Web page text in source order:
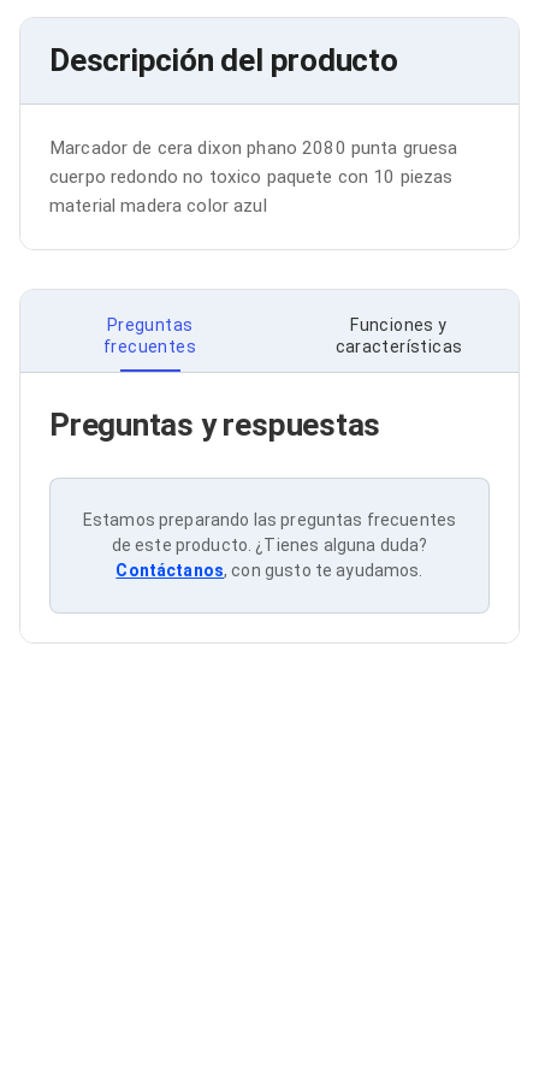
Bluetooth
Adaptadores Video DisplayPort
Extensores y Receptores de Vídeo
Adaptadores Video DVI
Adaptadores Video VGA / HD15
Repetidores USB
Adaptadores Audio AUX
Dispositivos de Entrada
Mousepads
Teclados
Controles de Juego para PC
Accesorios para Servidores
Charolas para Racks y Gabinetes
Cableado Estructurado para Servidores
Cables KVM
Enfriamiento para Servidores
Soportes y Paneles
Descripción del producto
Marcador de cera dixon phano 2080 punta gruesa
cuerpo redondo no toxico paquete con 10 piezas
material madera color azul
Preguntas
frecuentes
Funciones y
características
Preguntas y respuestas
Estamos preparando las preguntas frecuentes
de este producto. ¿Tienes alguna duda?
Contáctanos, con gusto te ayudamos.